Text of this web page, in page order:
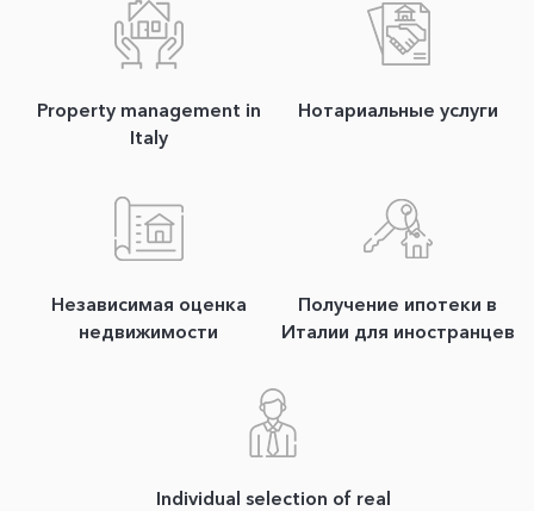
Property management in
Italy
Нотариальные услуги
Независимая оценка
недвижимости
Получение ипотеки в
Италии для иностранцев
Individual selection of real